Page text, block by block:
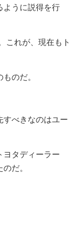
ように説得を行
これが、現在もト
のだ。
べきなのはユー
タディーラー
だ。